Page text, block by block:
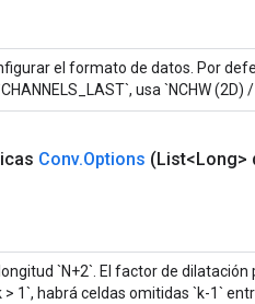
el formato de datos. Por
usa `NCHW (2D)
Conv.Options (List<Long>
`N+2`. El factor de
> 1`, habrá celdas omitidas `k-1`